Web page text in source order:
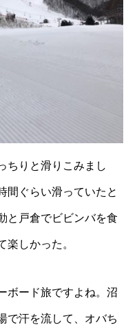
ちりと滑りこみまし
間ぐらい滑っていたと
と戸倉でビビンバを食
楽しかった。
ボード旅ですよね。沼
で汗を流して、オバち